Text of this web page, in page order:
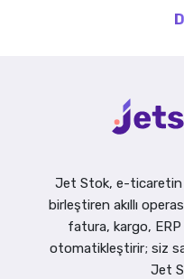
Jet Stok, e-ticaretin
birleştiren akıllı
fatura, kargo,
otomatikleştirir; siz
Jet